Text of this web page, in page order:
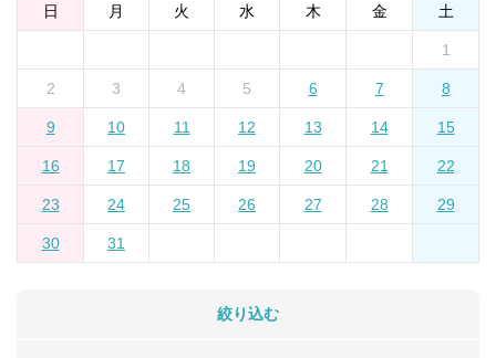
日 月 火 水 木 金 土
1
2 3 4 5 6 7 8
9 10 11 12 13 14 15
16 17 18 19 20 21 22
23 24 25 26 27 28 29
30 31
絞り込む